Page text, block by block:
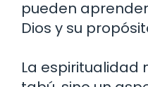
pueden
Dios y su
La espiritualidad